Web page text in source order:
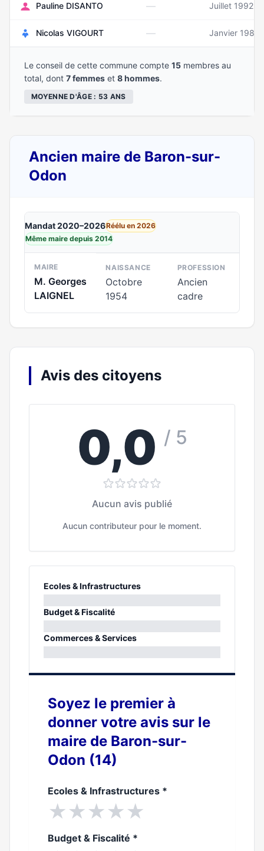
Pauline DISANTO — Juillet 1992
Nicolas VIGOURT — Janvier 1988
Le conseil de cette commune compte 15 membres au
total, dont 7 femmes et 8 hommes.
MOYENNE D'ÂGE : 53 ANS
Ancien maire de Baron-sur-
Odon
Mandat 2020–2026Réélu en 2026
Même maire depuis 2014
MAIRE
M. Georges
LAIGNEL
NAISSANCE
Octobre
1954
PROFESSION
Ancien
cadre
Avis des citoyens
0,0 / 5
Aucun avis publié
Aucun contributeur pour le moment.
Ecoles & Infrastructures
0%
Budget & Fiscalité
0%
Commerces & Services
Soyez le premier à
donner votre avis sur le
maire de Baron-sur-
Odon (14)
Ecoles & Infrastructures *
★★★★★
Budget & Fiscalité *